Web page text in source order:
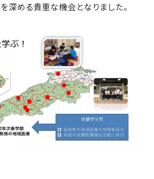
深める貴重な機会となりました。